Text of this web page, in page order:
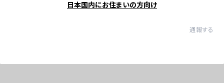
日本国内にお住まいの方向け
通報する